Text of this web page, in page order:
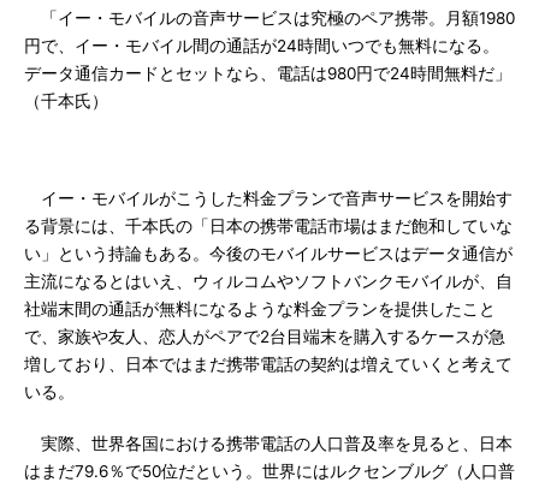
「イー・モバイルの音声サービスは究極のペア携帯。月額1980
円で、イー・モバイル間の通話が24時間いつでも無料になる。
データ通信カードとセットなら、電話は980円で24時間無料だ」
（千本氏）
イー・モバイルがこうした料金プランで音声サービスを開始す
る背景には、千本氏の「日本の携帯電話市場はまだ飽和していな
い」という持論もある。今後のモバイルサービスはデータ通信が
主流になるとはいえ、ウィルコムやソフトバンクモバイルが、自
社端末間の通話が無料になるような料金プランを提供したこと
で、家族や友人、恋人がペアで2台目端末を購入するケースが急
増しており、日本ではまだ携帯電話の契約は増えていくと考えて
いる。
実際、世界各国における携帯電話の人口普及率を見ると、日本
はまだ79.6％で50位だという。世界にはルクセンブルグ（人口普